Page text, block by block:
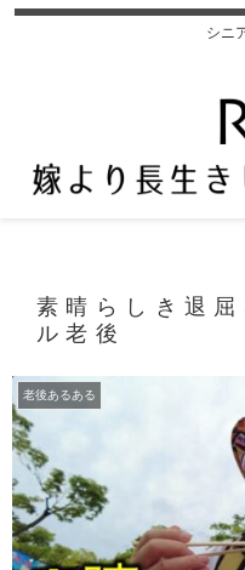
シニ
素晴らしき退
ル老後
老後あるある